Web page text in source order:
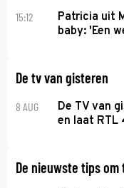
15:12
Patricia uit
baby: 'Een
De tv van gisteren
8 AUG
De TV van
en laat RTL
De nieuwste tips